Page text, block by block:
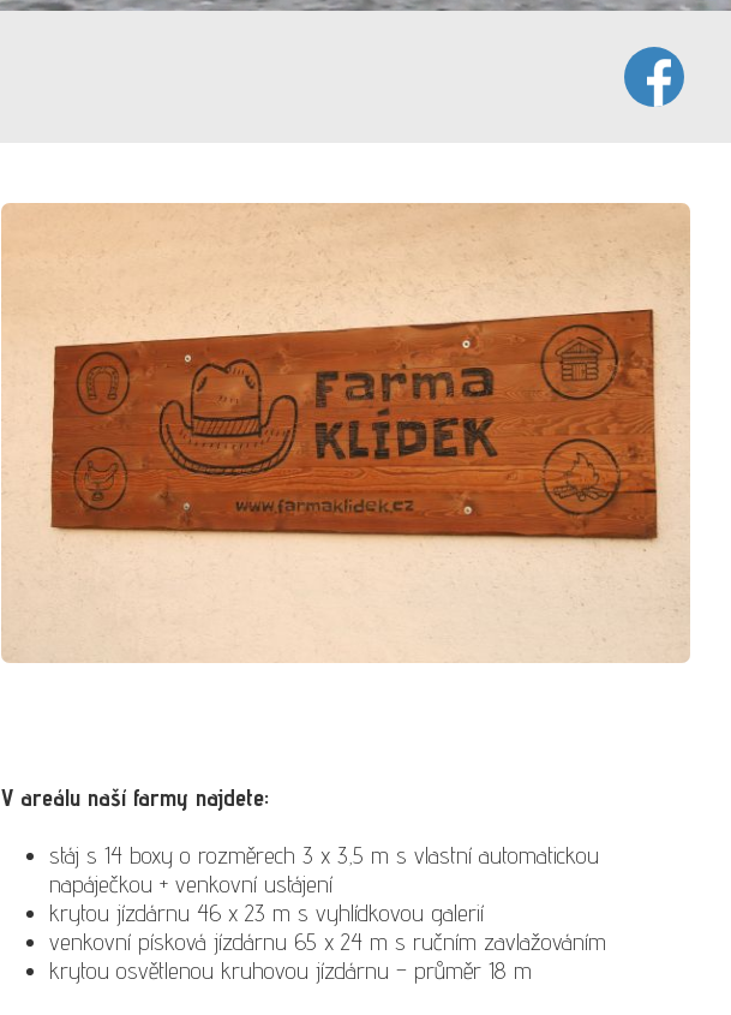
V areálu naší farmy najdete:
stáj s 14 boxy o rozměrech 3 x 3,5 m s vlastní automatickou
napáječkou + venkovní ustájení
krytou jízdárnu 46 x 23 m s vyhlídkovou galerií
venkovní písková jízdárnu 65 x 24 m s ručním zavlažováním
krytou osvětlenou kruhovou jízdárnu – průměr 18 m